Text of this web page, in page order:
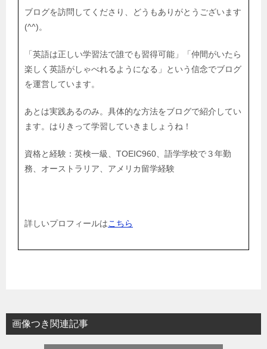
ブログを訪問してくださり、どうもありがとうございます
(^^)。
「英語は正しい学習法で誰でも習得可能」「仲間がいたら
楽しく英語がしゃべれるようになる」という信念でブログ
を運営しています。
あとは実践あるのみ。具体的な方法をブログで紹介してい
ます。はりきって学習していきましょうね！
資格と経験：英検一級、TOEIC960、語学学校で３年勤
務、オーストラリア、アメリカ留学経験
詳しいプロフィールはこちら
画像つき関連記事